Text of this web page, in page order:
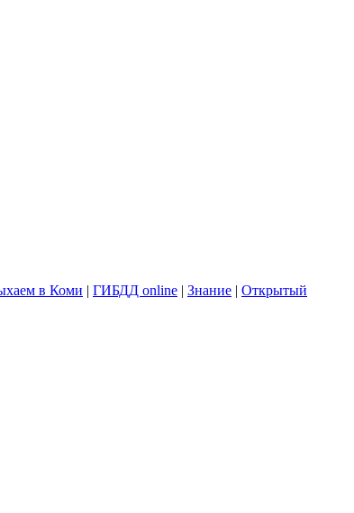
в Коми | ГИБДД online | Знание | Открытый